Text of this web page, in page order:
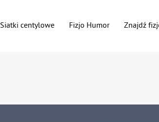
Siatki centylowe Fizjo Humor Znajdź